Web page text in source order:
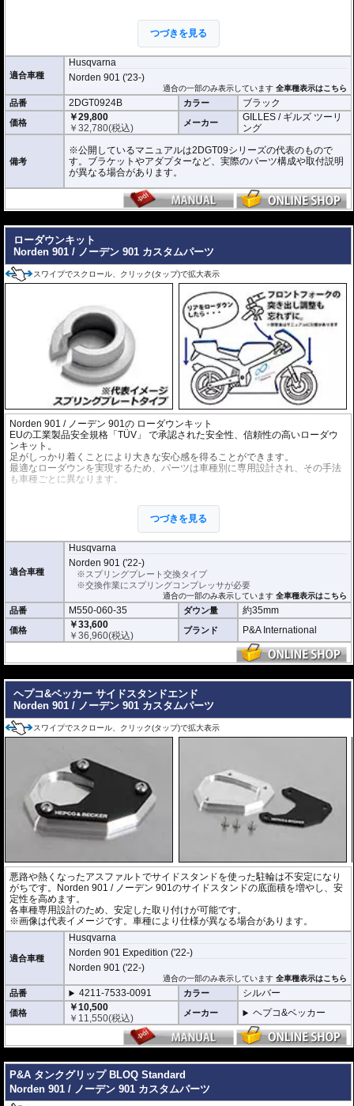
つづきを見る
適合車種
Husqvarna
Norden 901 ('23-)
適合の一部のみ表示しています全車種表示はこちら
品番 2DGT0924B カラー ブラック
価格
￥29,800
￥32,780(税込) メーカー
GILLES / ギルズ ツーリ
ング
備考
※公開しているマニュアルは2DGT09シリーズの代表のもので
す。ブラケットやアダプターなど、実際のパーツ構成や取付説明
が異なる場合があります。
ローダウンキット
Norden 901 / ノーデン 901 カスタムパーツ
スワイプでスクロール、クリック(タップ)で拡大表示
Norden 901 / ノーデン 901の ローダウンキット
EUの工業製品安全規格「TÜV」 で承認された安全性、信頼性の高いローダウ
ンキット。
足がしっかり着くことにより大きな安心感を得ることができます。
最適なローダウンを実現するため、パーツは車種別に専用設計され、その手法
も車種ごとに異なります。
お勧めいたします。(ショートサイドスタンドはお客様にてご用意ください。)
※ダウンする高さによっては、センタースタンドが使用できない、または、取
り外さなくてはいけない場合があります。
※写真は同系ローダウンパーツの代表写真です。実際の商品とは異なる場合が
※フロントフォークの突き出し量を合わせて調整することをお勧めします。(調
整可能な車種の場合。推奨調整値はマニュアルに記載)
※安全に関する重要なパーツの為、プロショップによる取付を行ってくださ
い。個人でお取付の場合、弊社ではいかなる事象においてその責を負うことが
できません。
つづきを見る
適合車種
Husqvarna
Norden 901 ('22-)
※スプリングプレート交換タイプ
※交換作業にスプリングコンプレッサが必要
適合の一部のみ表示しています全車種表示はこちら
品番 M550-060-35 ダウン量 約35mm
価格
￥33,600
￥36,960(税込) ブランド P&A International
ヘプコ&ベッカー サイドスタンドエンド
Norden 901 / ノーデン 901 カスタムパーツ
スワイプでスクロール、クリック(タップ)で拡大表示
悪路や熱くなったアスファルトでサイドスタンドを使った駐輪は不安定になり
がちです。Norden 901 / ノーデン 901のサイドスタンドの底面積を増やし、安
定性を高めます。
各車種専用設計のため、安定した取り付けが可能です。
※画像は代表イメージです。車種により仕様が異なる場合があります。
適合車種
Husqvarna
Norden 901 Expedition ('22-)
Norden 901 ('22-)
適合の一部のみ表示しています全車種表示はこちら
品番 4211-7533-0091 カラー シルバー
価格
￥10,500
￥ 11,550(税込) メーカー ヘプコ&ベッカー
P&A タンクグリップ BLOQ Standard
Norden 901 / ノーデン 901 カスタムパーツ